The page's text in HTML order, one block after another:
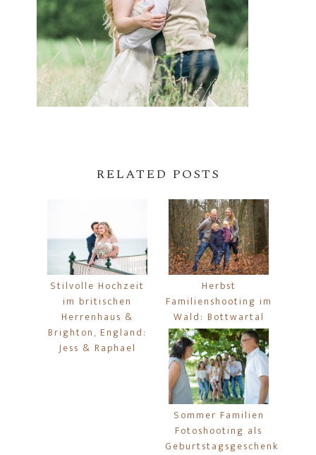
RELATED POSTS
Stilvolle Hochzeit
im britischen
Herrenhaus &
Brighton, England:
Jess & Raphael
Herbst
Familienshooting im
Wald: Bottwartal
Sommer Familien
Fotoshooting als
Geburtstagsgeschenk